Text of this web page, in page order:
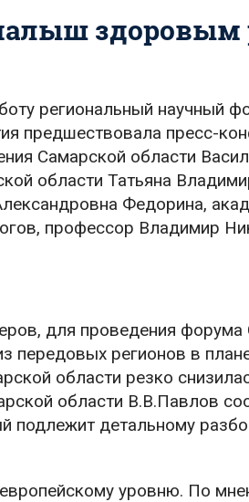
здоровым
региональный научный
предшествовала пресс-
Самарской области
области Татьяна
Федорина,
профессор Владимир
для проведения
передовых регионов в
области резко
области В.В.Павлов
подлежит детальному
уровню. По